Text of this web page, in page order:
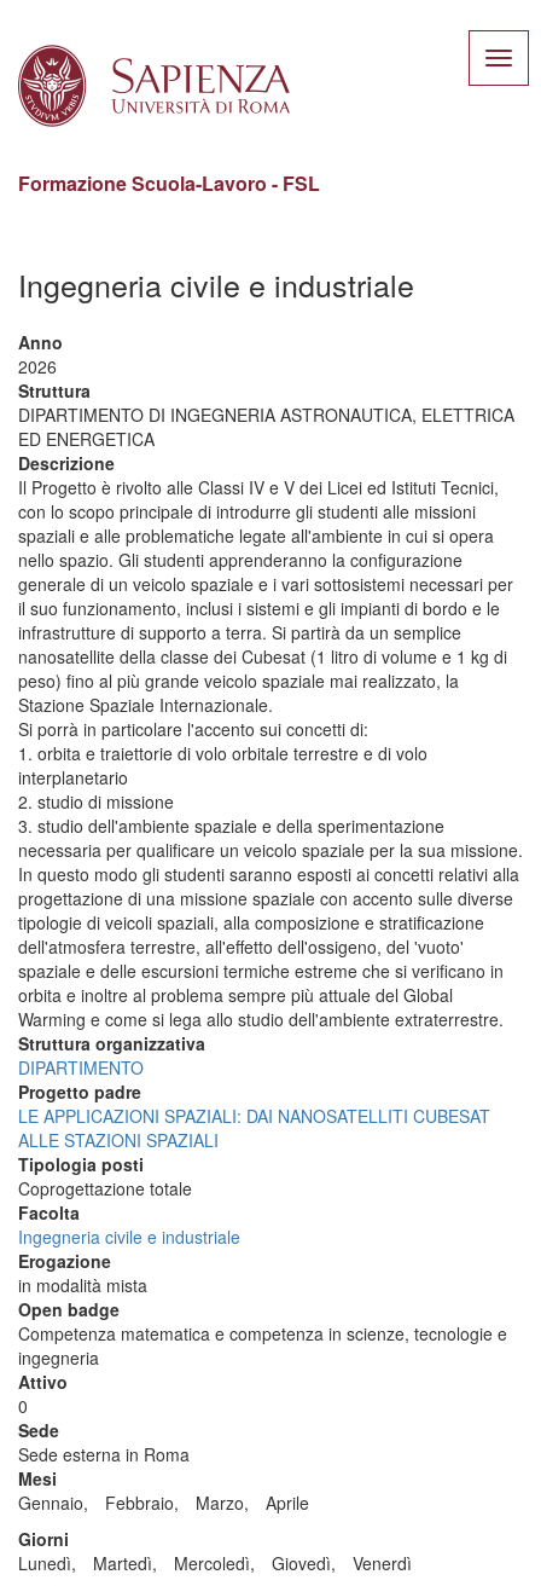
contenuto
Formazione Scuola-Lavoro - FSL
Ingegneria civile e industriale
Anno
2026
Struttura
DIPARTIMENTO DI INGEGNERIA ASTRONAUTICA, ELETTRICA
ED ENERGETICA
Descrizione
Il Progetto è rivolto alle Classi IV e V dei Licei ed Istituti Tecnici,
con lo scopo principale di introdurre gli studenti alle missioni
spaziali e alle problematiche legate all'ambiente in cui si opera
nello spazio. Gli studenti apprenderanno la configurazione
generale di un veicolo spaziale e i vari sottosistemi necessari per
il suo funzionamento, inclusi i sistemi e gli impianti di bordo e le
infrastrutture di supporto a terra. Si partirà da un semplice
nanosatellite della classe dei Cubesat (1 litro di volume e 1 kg di
peso) fino al più grande veicolo spaziale mai realizzato, la
Stazione Spaziale Internazionale.
Si porrà in particolare l'accento sui concetti di:
1. orbita e traiettorie di volo orbitale terrestre e di volo
interplanetario
2. studio di missione
3. studio dell'ambiente spaziale e della sperimentazione
necessaria per qualificare un veicolo spaziale per la sua missione.
In questo modo gli studenti saranno esposti ai concetti relativi alla
progettazione di una missione spaziale con accento sulle diverse
tipologie di veicoli spaziali, alla composizione e stratificazione
dell'atmosfera terrestre, all'effetto dell'ossigeno, del 'vuoto'
spaziale e delle escursioni termiche estreme che si verificano in
orbita e inoltre al problema sempre più attuale del Global
Warming e come si lega allo studio dell'ambiente extraterrestre.
Struttura organizzativa
DIPARTIMENTO
Progetto padre
LE APPLICAZIONI SPAZIALI: DAI NANOSATELLITI CUBESAT
ALLE STAZIONI SPAZIALI
Tipologia posti
Coprogettazione totale
Facolta
Ingegneria civile e industriale
Erogazione
in modalità mista
Open badge
Competenza matematica e competenza in scienze, tecnologie e
ingegneria
Attivo
0
Sede
Sede esterna in Roma
Mesi
Gennaio,
Febbraio, Marzo,
Aprile
Giorni
Lunedì,
Martedì, Mercoledì, Giovedì,
Venerdì